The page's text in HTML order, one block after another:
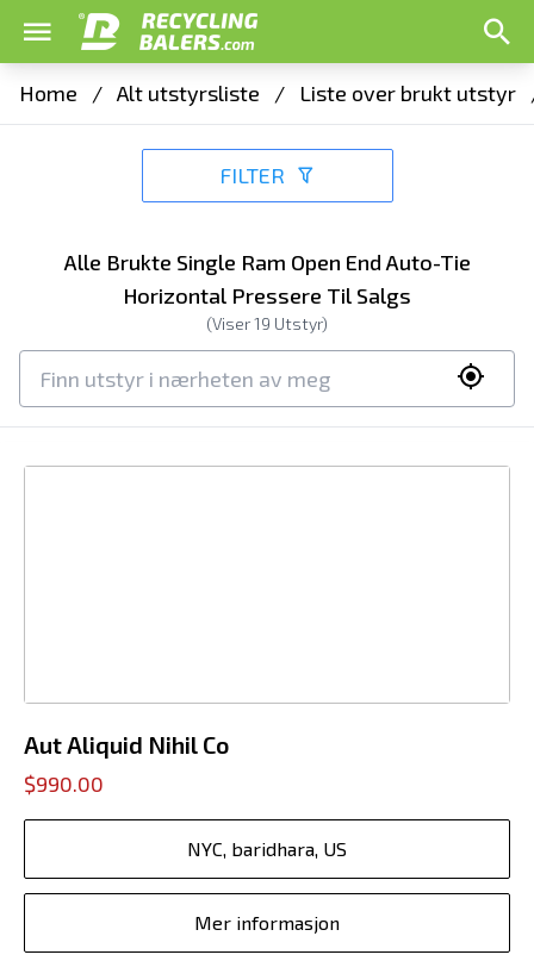
Home / Alt utstyrsliste / Liste over brukt utstyr
FILTER
Alle Brukte Single Ram Open End Auto-Tie
Horizontal Pressere Til Salgs
(Viser19 Utstyr)
Aut Aliquid Nihil Co
$990.00
NYC, baridhara, US
Mer informasjon